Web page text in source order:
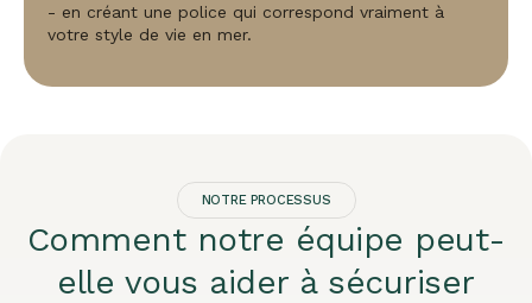
- en créant une police qui correspond vraiment à
votre style de vie en mer.
NOTRE PROCESSUS
Comment notre équipe peut-
elle vous aider à sécuriser